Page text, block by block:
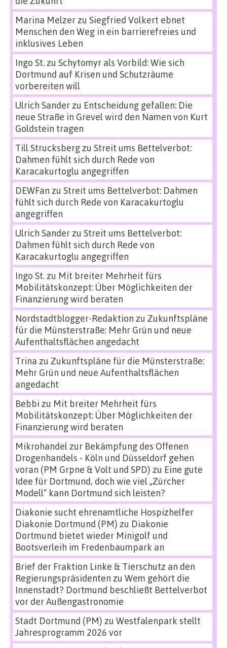
Marina Melzerzu Siegfried Volkert ebnet
Menschen den Weg in ein barrierefreies und
inklusives Leben
Ingo St.zu Schytomyr als Vorbild: Wie sich
Dortmund auf Krisen und Schutzräume
vorbereiten will
Ulrich Sanderzu Entscheidung gefallen: Die
neue Straße in Grevel wird den Namen von Kurt
Goldstein tragen
Till Strucksbergzu Streit ums Bettelverbot:
Dahmen fühlt sich durch Rede von
Karacakurtoglu angegriffen
DEWFan zu Streit ums Bettelverbot: Dahmen
fühlt sich durch Rede von Karacakurtoglu
angegriffen
Ulrich Sanderzu Streit ums Bettelverbot:
Dahmen fühlt sich durch Rede von
Karacakurtoglu angegriffen
Ingo St.zu Mit breiter Mehrheit fürs
Mobilitätskonzept: Über Möglichkeiten der
Finanzierung wird beraten
Nordstadtblogger-Redaktion zu Zukunftspläne
für die Münsterstraße: Mehr Grün und neue
Aufenthaltsflächen angedacht
Trina zu Zukunftspläne für die Münsterstraße:
Mehr Grün und neue Aufenthaltsflächen
angedacht
Bebbi zu Mit breiter Mehrheit fürs
Mobilitätskonzept: Über Möglichkeiten der
Finanzierung wird beraten
Mikrohandel zur Bekämpfung des Offenen
Drogenhandels - Köln und Düsseldorf gehen
voran (PM Grpne & Volt und SPD) zu Eine gute
Idee für Dortmund, doch wie viel „Zürcher
Modell“ kann Dortmund sich leisten?
Diakonie sucht ehrenamtliche Hospizhelfer
Diakonie Dortmund (PM) zu Diakonie
Dortmund bietet wieder Minigolf und
Bootsverleih im Fredenbaumpark an
Brief der Fraktion Linke & Tierschutz an den
Regierungspräsidenten zu Wem gehört die
Innenstadt? Dortmund beschließt Bettelverbot
vor der Außengastronomie
Stadt Dortmund (PM) zu Westfalenpark stellt
Jahresprogramm 2026 vor